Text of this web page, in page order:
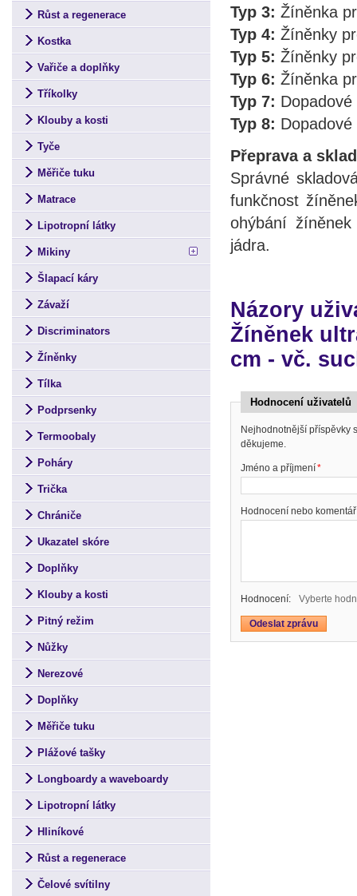
Typ 3: Žíněnka
Typ 4: Žíněnky
Typ 5: Žíněnky
Typ 6: Žíněnka
Typ 7:
Typ 8:
Přeprava a
Správné
funkčnost
ohýbání
jádra.
Názory
Žíněnek
cm - vč.
Hodnocení uživatelů
Nejhodnotnější příspěvky
děkujeme.
Jméno a příjmení*
Hodnocení nebo komentář
Hodnocení: Vyberte
Růst a regenerace
Kostka
Vařiče a doplňky
Tříkolky
Klouby a kosti
Tyče
Měřiče tuku
Matrace
Lipotropní látky
Mikiny
Šlapací káry
Závaží
Discriminators
Žíněnky
Tílka
Podprsenky
Termoobaly
Poháry
Trička
Chrániče
Ukazatel skóre
Doplňky
Klouby a kosti
Pitný režim
Nůžky
Nerezové
Doplňky
Měřiče tuku
Plážové tašky
Longboardy a waveboardy
Lipotropní látky
Hliníkové
Růst a regenerace
Čelové svítilny